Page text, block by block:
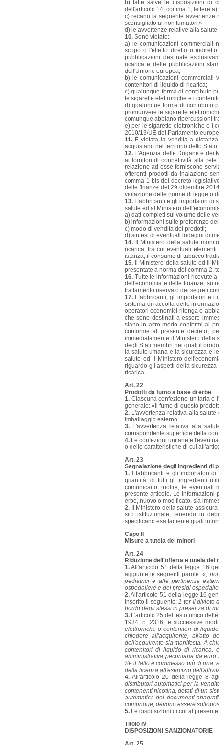
b) fatte salve le disposizioni di
dell'articolo 14, comma 1, lettere
c) recano la seguente avvertenze
sconsigliato ai non fumatori.»
d) le avvertenze relative alla
10. Sono vietate:
a) le comunicazioni commerciali
scopo o l'effetto diretto o
pubblicazioni destinate
ricarica e delle pubblicazioni
dell'Unione europea;
b) le comunicazioni commerciali
contenitori di liquido di ricarica;
c) qualunque forma di contributo
le sigarette elettroniche e i
d) qualunque forma di contributo
promuovere le sigarette
comunque abbiano ripercussioni
e) per le sigarette elettroniche e i
2010/13/UE del Parlamento
11. È vietata la vendita a
acquistano nel territorio dello Stato.
12. L'Agenzia delle Dogane e dei
ai fornitori di connettività alla
relazione ad esse forniscono
offerenti prodotti da inalazione
comma 1-bis del decreto
delle finanze del 29 dicembre
violazione delle norme di legge o
13. I fabbricanti e gli importatori di
salute ed al Ministero
a) dati completi sul volume delle
b) informazioni sulle preferenze
c) modo di vendita dei prodotti;
d) sintesi di eventuali indagini di
14. Il Ministero della salute
ricarica, tra cui eventuali
istanza, il consumo di tabacco
15. Il Ministero della salute ed il
presentate a norma del comma 2,
16. Tutte le informazioni ricevute
dell'economia e delle finanze, su
trattamento riservato dei segreti
17. I fabbricanti, gli importatori e
sistema di raccolta delle
operatori economici ritenga o
che sono destinati a essere
siano in altro modo conformi al
conforme al presente decreto,
immediatamente il Ministero della
degli Stati membri nei quali il
la salute umana e la sicurezza e
salute ed il Ministero
riguardo gli aspetti della
ricarica.
Art. 22
Prodotti da fumo a base di erbe
1. Ciascuna confezione unitaria e
generale: «Il fumo di questo
2. L'avvertenza relativa alla
imballaggio esterno.
3. L'avvertenza relativa alla
corrispondente superficie della
4. Le confezioni unitarie e
o delle caratteristiche di cui
Art. 23
Segnalazione degli ingredienti di
1. I fabbricanti e gli importatori
quantità, di tutti gli ingredienti
comunicano, inoltre, le eventuali
presente articolo. Le informazioni
erbe, nuovo o modificato, sia
2. Il Ministero della salute
sito istituzionale, tenendo in
specificano esattamente quali
Capo II
Misure a tutela dei minori
Art. 24
Riduzione dell'offerta e tutela dei
1. All'articolo 51 della legge 16
aggiunte le seguenti parole: «,
pediatrici e alle pertinenze
ospedaliere e dei presidi
2.All'articolo 51 della legge 16
inserito il seguente:1-ter Il divieto
bordo degli stessi in presenza di
3. L'articolo 25 del testo unico
1934, n. 2316, e successive
elettroniche o contenitori di
chiedere all'acquirente, all'atto
dell'acquirente sia manifesta. A
contenitori di liquido di ricarica,
amministrativa pecuniaria da
Se il fatto è commesso più di una
della licenza all'esercizio
4. All'articolo 20 della legge 8
distributori automatici per la
contenenti nicotina, dotati di un
automatica dei documenti
comunque, devono essere
5. Le disposizioni di cui al
Titolo IV
DISPOSIZIONI SANZIONATORIE